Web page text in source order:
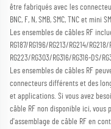
être fabriqués avec les
BNC, F, N, SMB, SMC, TNC et mini
Les ensembles de câbles RF
RG187/RG196/RG213/RG214/RG218/
RG223/RG303/RG316/RG316-DS/
Les ensembles de câbles RF
connecteurs différents et des
et applications. Si vous avez
câble RF non disponible ici,
d'assemblage de câble RF en